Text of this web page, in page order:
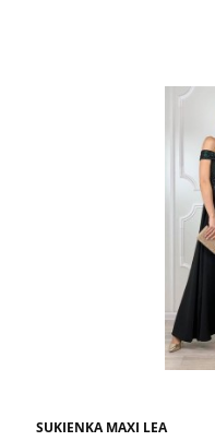
SUKIENKA MAXI LEA